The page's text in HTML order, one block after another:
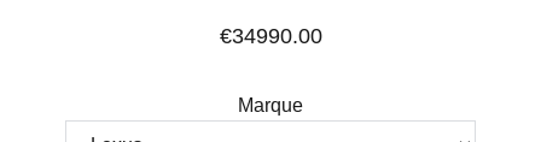
€34990.00
Marque